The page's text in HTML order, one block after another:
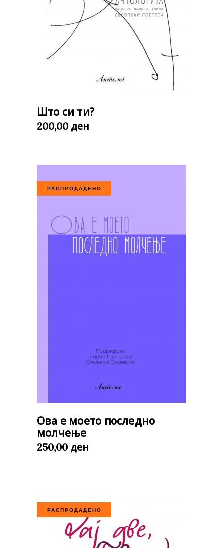
Што си ти?
200,00 ден
РАСПРОДАДЕНО
Ова е моето последно
молчење
250,00 ден
РАСПРОДАДЕНО